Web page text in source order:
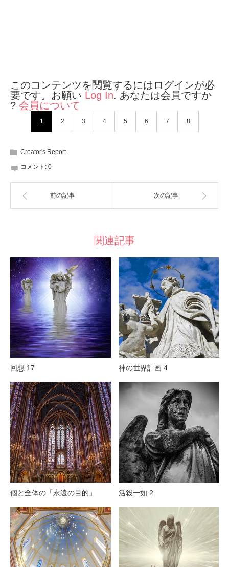
このコンテンツを閲覧するにはログインが必
要です。お願い Log In. あなたは会員ですか
? 会員について
1 2 3 4 5 6 7 8
Creator's Report
コメント: 0
前の記事 次の記事
関連記事
回想 17 神の世界計画 4
個と全体の「永遠の目的」 活殺一如 2